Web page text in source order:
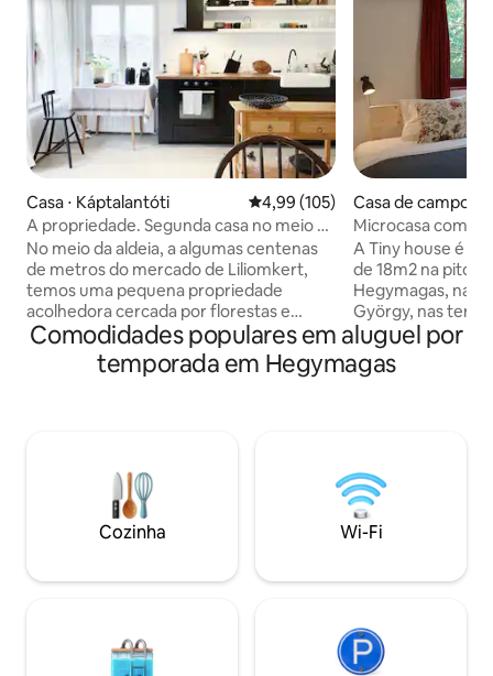
Casa ⋅ Káptalantóti 4,99 de uma avaliação média de
4,99 (105)
A propriedade. Segunda casa no meio da
aldeia e da floresta
No meio da aldeia, a algumas centenas
de metros do mercado de Liliomkert,
temos uma pequena propriedade
acolhedora cercada por florestas e
riachos. Grande espaço comum no
andar de baixo, 4 quartos no andar de
cima, lareira, jardim, fogueira, pérgula
delicatessen, uma galeria, vinícolas, um
mercado aos domingos, e nas aldeias
vizinhas, a 10 minutos, há a melhor
sorveteria da região (do mundo), ótimos
adultos, concertos, vinícolas, excursões.
Casa de campo ⋅
Microcasa com
A Tiny house é
de 18m2 na
Hegymagas, na
György, nas
também
húngara. Há duas casas de hóspedes na
recepção: a Tiny
famosas vinícolas
Balaton fica a
A SAUNA pode
pagamento de
10.000 HUF/
Comodidades populares em aluguel por
temporada em Hegymagas
Cozinha Wi-Fi